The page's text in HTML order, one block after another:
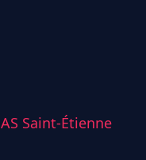
AS Saint-Étienne